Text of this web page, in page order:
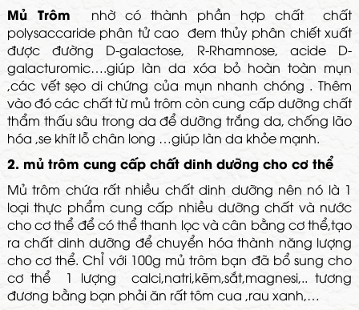
Mủ Trôm nhờ có thành phần hợp chất chất
polysaccaride phân tử cao đem thủy phân chiết xuất
được đường D-galactose, R-Rhamnose, acide D-
galacturomic….giúp làn da xóa bỏ hoàn toàn mụn
,các vết sẹo di chứng của mụn nhanh chóng . Thêm
vào đó các chất từ mủ trôm còn cung cấp dưỡng chất
thẩm thấu sâu trong da để dưỡng trắng da, chống lão
hóa ,se khít lỗ chân long …giúp làn da khỏe mạnh.
2. mủ trôm cung cấp chất dinh dưỡng cho cơ thể
Mủ trôm chứa rất nhiều chất dinh dưỡng nên nó là 1
loại thực phẩm cung cấp nhiều dưỡng chất và nước
cho cơ thể để có thể thanh lọc và cân bằng cơ thể,tạo
ra chất dinh dưỡng để chuyển hóa thành năng lượng
cho cơ thể. ChỈ với 100g mủ trôm bạn đã bổ sung cho
cơ thể 1 lượng calci,natri,kẽm,sắt,magnesi,.. tương
đương bằng bạn phải ăn rất tôm cua ,rau xanh,…